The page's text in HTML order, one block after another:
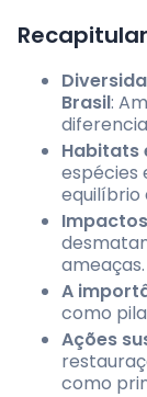
Brasil:
Habitats
espécies
equilíbrio
ameaças.
A
como
Ações
como